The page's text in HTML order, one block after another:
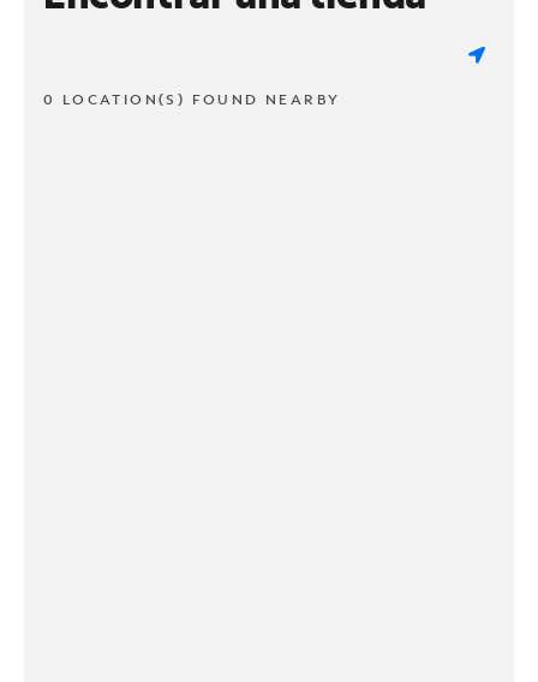
0 LOCATION(S) FOUND NEARBY